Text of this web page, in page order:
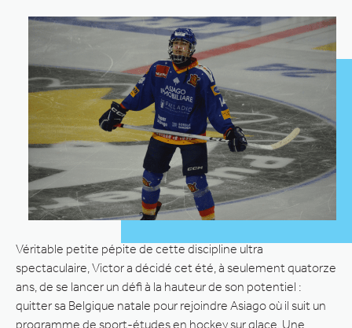
Véritable petite pépite de cette discipline ultra
spectaculaire, Victor a décidé cet été, à seulement quatorze
ans, de se lancer un défi à la hauteur de son potentiel :
quitter sa Belgique natale pour rejoindre Asiago où il suit un
programme de sport-études en hockey sur glace. Une